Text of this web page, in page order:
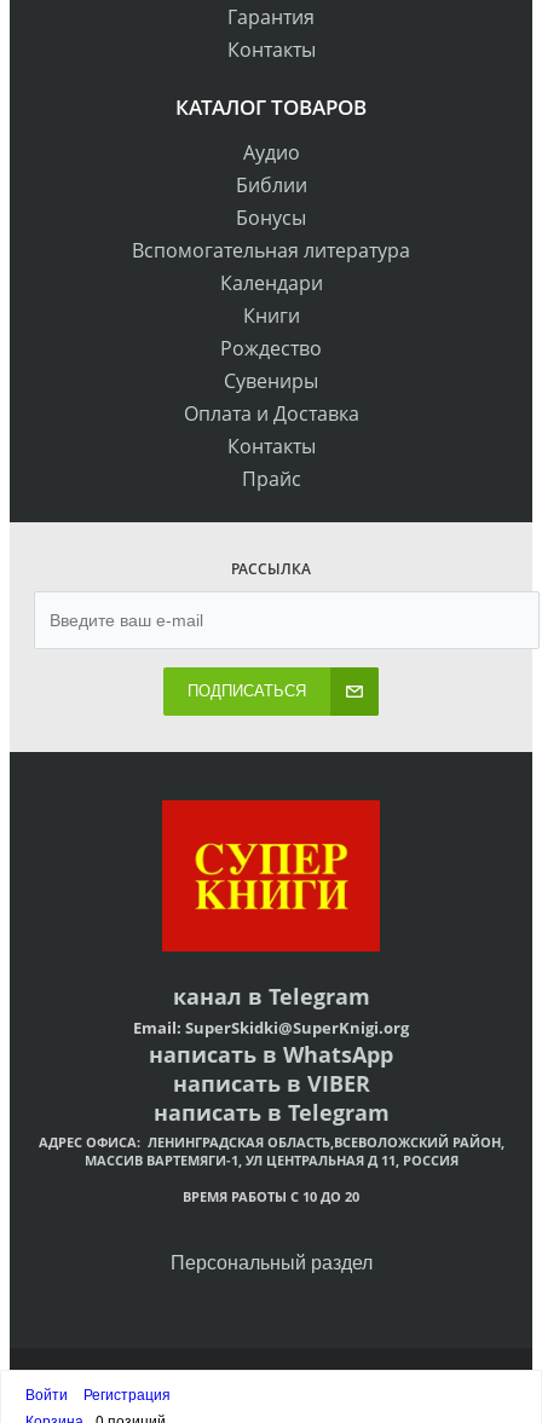
Гарантия
Контакты
КАТАЛОГ ТОВАРОВ
Аудио
Библии
Бонусы
Вспомогательная литература
Календари
Книги
Рождество
Сувениры
Оплата и Доставка
Контакты
Прайс
РАССЫЛКА
ПОДПИСАТЬСЯ
канал в Telegram
Email: SuperSkidki@SuperKnigi.org
написать в WhatsApp
написать в VIBER
написать в Telegram
АДРЕС ОФИСА: ЛЕНИНГРАДСКАЯ ОБЛАСТЬ,ВСЕВОЛОЖСКИЙ РАЙОН,
МАССИВ ВАРТЕМЯГИ-1, УЛ ЦЕНТРАЛЬНАЯ Д 11, РОССИЯ
ВРЕМЯ РАБОТЫ С 10 ДО 20
Персональный раздел
© Интернет-магазин христианских книг «Супер Книги»
Войти
Регистрация